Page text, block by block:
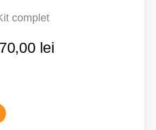
complet
lei